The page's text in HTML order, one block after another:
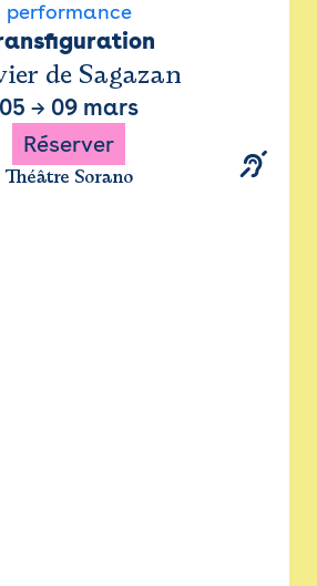
performance
de Sagazan
05 → 09 mars
Réserver
Théâtre Sorano